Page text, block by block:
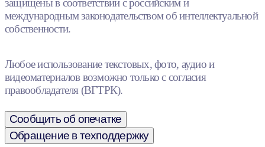
защищены в соответствии с российским и
международным законодательством об интеллектуальной
собственности.
Любое использование текстовых, фото, аудио и
видеоматериалов возможно только с согласия
правообладателя (ВГТРК).
Сообщить об опечатке
Обращение в техподдержку